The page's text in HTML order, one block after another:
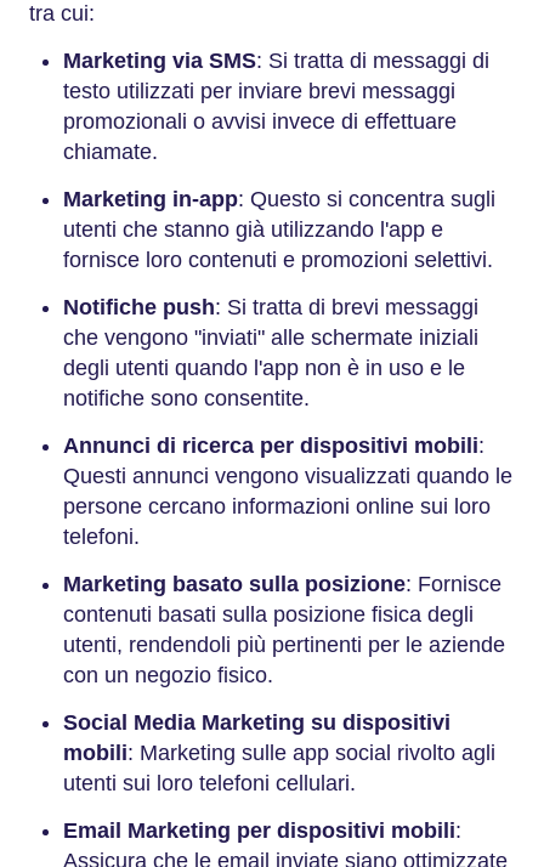
tra cui:
Marketing via SMS: Si tratta di messaggi di
testo utilizzati per inviare brevi messaggi
promozionali o avvisi invece di effettuare
chiamate.
Marketing in-app: Questo si concentra sugli
utenti che stanno già utilizzando l'app e
fornisce loro contenuti e promozioni selettivi.
Notifiche push: Si tratta di brevi messaggi
che vengono "inviati" alle schermate iniziali
degli utenti quando l'app non è in uso e le
notifiche sono consentite.
Annunci di ricerca per dispositivi mobili:
Questi annunci vengono visualizzati quando le
persone cercano informazioni online sui loro
telefoni.
Marketing basato sulla posizione: Fornisce
contenuti basati sulla posizione fisica degli
utenti, rendendoli più pertinenti per le aziende
con un negozio fisico.
Social Media Marketing su dispositivi
mobili: Marketing sulle app social rivolto agli
utenti sui loro telefoni cellulari.
Email Marketing per dispositivi mobili:
Assicura che le email inviate siano ottimizzate